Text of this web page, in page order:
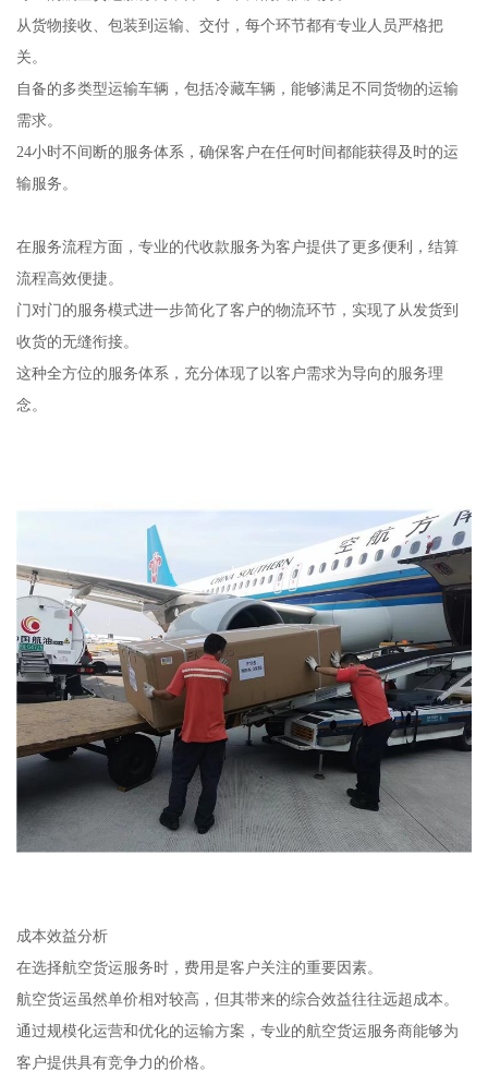
从货物接收、包装到运输、交付，每个环节都有专业人员严格把
关。
自备的多类型运输车辆，包括冷藏车辆，能够满足不同货物的运输
需求。
24小时不间断的服务体系，确保客户在任何时间都能获得及时的运
输服务。
在服务流程方面，专业的代收款服务为客户提供了更多便利，结算
流程高效便捷。
门对门的服务模式进一步简化了客户的物流环节，实现了从发货到
收货的无缝衔接。
这种全方位的服务体系，充分体现了以客户需求为导向的服务理
念。
成本效益分析
在选择航空货运服务时，费用是客户关注的重要因素。
航空货运虽然单价相对较高，但其带来的综合效益往往远超成本。
通过规模化运营和优化的运输方案，专业的航空货运服务商能够为
客户提供具有竞争力的价格。